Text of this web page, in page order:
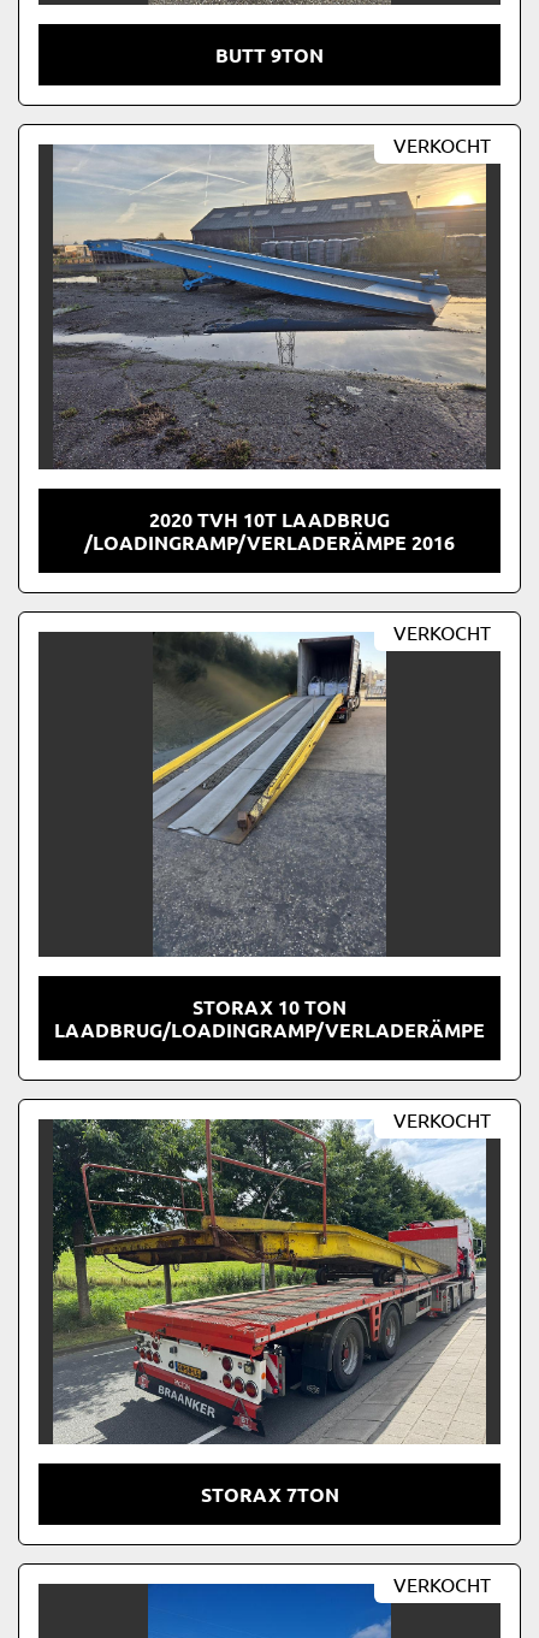
BUTT 9TON
VERKOCHT
2020 TVH 10T LAADBRUG
/LOADINGRAMP/VERLADERÄMPE 2016
VERKOCHT
STORAX 10 TON
LAADBRUG/LOADINGRAMP/VERLADERÄMPE
VERKOCHT
STORAX 7TON
VERKOCHT